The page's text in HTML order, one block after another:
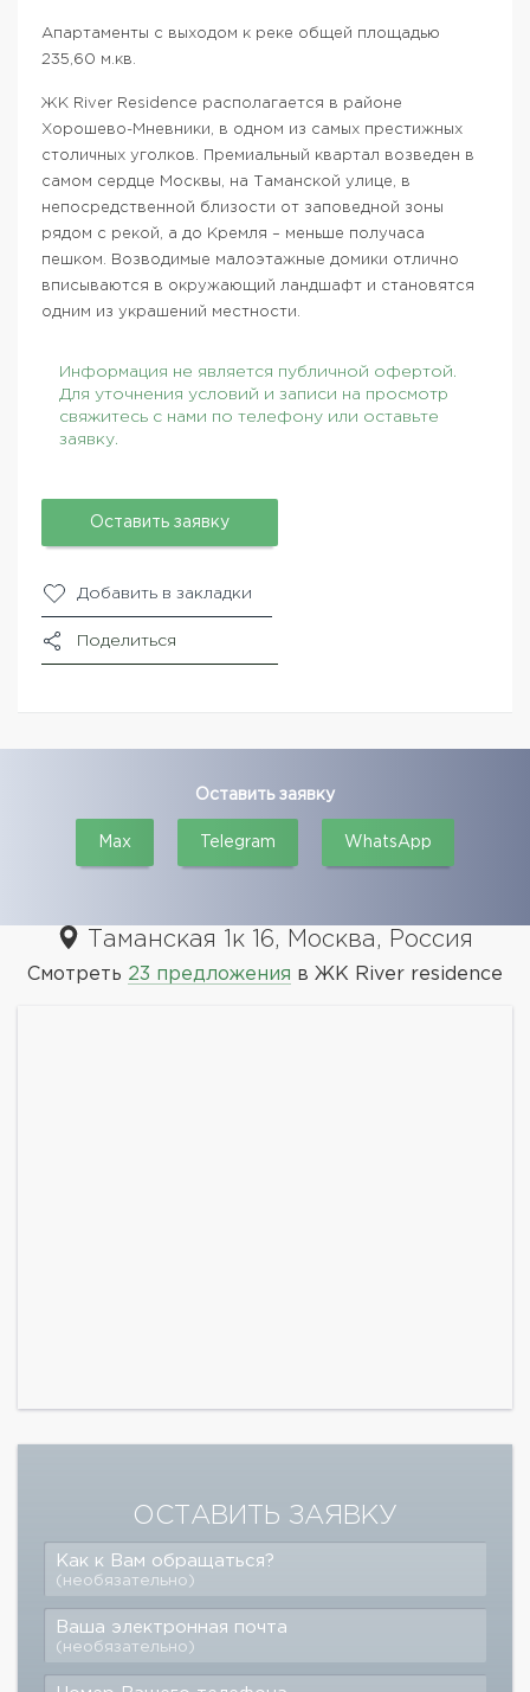
Апартаменты с выходом к реке общей площадью
235,60 м.кв.
ЖК River Residence располагается в районе
Хорошево-Мневники, в одном из самых престижных
столичных уголков. Премиальный квартал возведен в
самом сердце Москвы, на Таманской улице, в
непосредственной близости от заповедной зоны
рядом с рекой, а до Кремля – меньше получаса
пешком. Возводимые малоэтажные домики отлично
вписываются в окружающий ландшафт и становятся
одним из украшений местности.
Информация не является публичной офертой.
Для уточнения условий и записи на просмотр
свяжитесь с нами по телефону или оставьте
заявку.
Оставить заявку
Добавить в закладки
Поделиться
Оставить заявку
Max Telegram WhatsApp
Таманская 1к 16, Москва, Россия
Смотреть 23 предложения в ЖК River residence
ОСТАВИТЬ ЗАЯВКУ
Как к Вам обращаться?
(необязательно)
Ваша электронная почта
(необязательно)